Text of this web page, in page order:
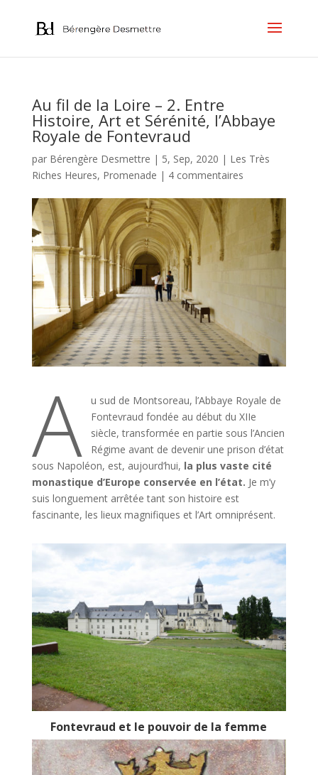
Au fil de la Loire – 2. Entre
Histoire, Art et Sérénité, l’Abbaye
Royale de Fontevraud
par Bérengère Desmettre | 5, Sep, 2020 | Les Très
Riches Heures, Promenade | 4 commentaires
A
u sud de Montsoreau, l’Abbaye Royale de
Fontevraud fondée au début du XIIe
siècle, transformée en partie sous l’Ancien
Régime avant de devenir une prison d’état
sous Napoléon, est, aujourd’hui, la plus vaste cité
monastique d’Europe conservée en l’état. Je m’y
suis longuement arrêtée tant son histoire est
fascinante, les lieux magnifiques et l’Art omniprésent.
Fontevraud et le pouvoir de la femme